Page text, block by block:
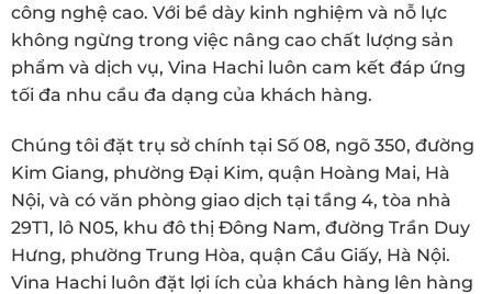
công nghệ cao. Với bề dày kinh nghiệm và nỗ lực
không ngừng trong việc nâng cao chất lượng sản
phẩm và dịch vụ, Vina Hachi luôn cam kết đáp ứng
tối đa nhu cầu đa dạng của khách hàng.
Chúng tôi đặt trụ sở chính tại Số 08, ngõ 350, đường
Kim Giang, phường Đại Kim, quận Hoàng Mai, Hà
Nội, và có văn phòng giao dịch tại tầng 4, tòa nhà
29T1, lô N05, khu đô thị Đông Nam, đường Trần Duy
Hưng, phường Trung Hòa, quận Cầu Giấy, Hà Nội.
Vina Hachi luôn đặt lợi ích của khách hàng lên hàng